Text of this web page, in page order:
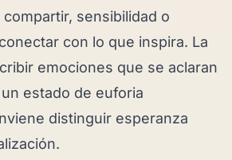
sensibilidad o
con lo que inspira. La
emociones que se aclaran
estado de euforia
distinguir esperanza